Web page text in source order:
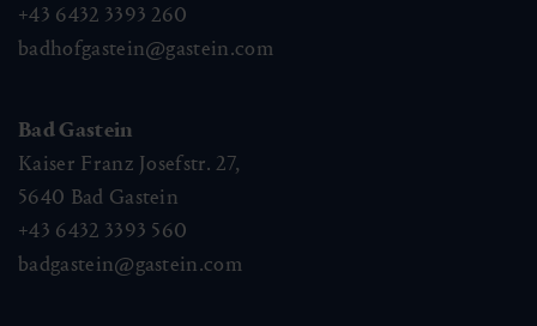
+43 6432 3393 260
badhofgastein@gastein.com
Bad Gastein
Kaiser Franz Josefstr. 27,
5640 Bad Gastein
+43 6432 3393 560
badgastein@gastein.com